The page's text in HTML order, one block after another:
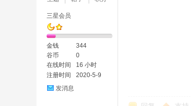
三星会员
金钱
344
谷币
0
在线时间
16 小时
注册时间
2020-5-9
发消息